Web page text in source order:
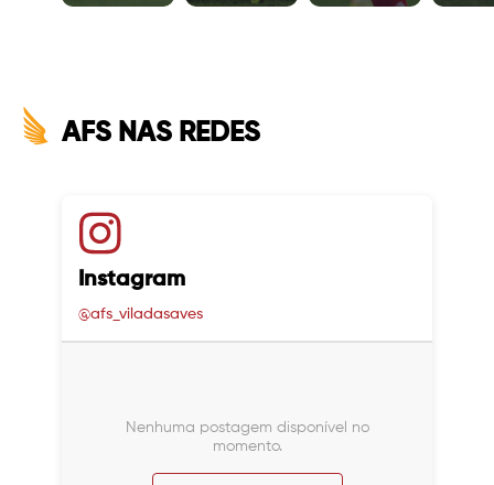
AFS NAS REDES
Instagram
@afs_viladasaves
Nenhuma postagem disponível no
momento.